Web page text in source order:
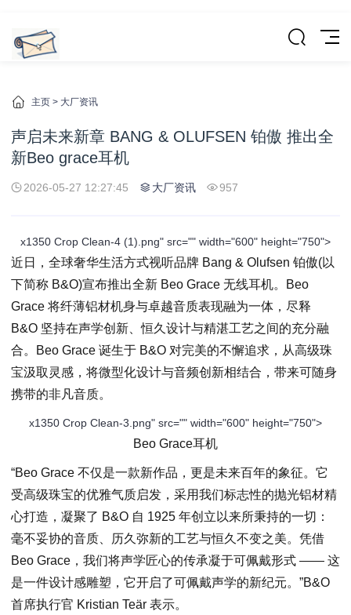
主页 > 大厂资讯
声启未来新章 BANG & OLUFSEN 铂傲 推出全
新Beo grace耳机
2026-05-27 12:27:45 大厂资讯 957
x1350 Crop Clean-4 (1).png" src="" width="600" height="750">
近日，全球奢华生活方式视听品牌 Bang & Olufsen 铂傲(以
下简称 B&O)宣布推出全新 Beo Grace 无线耳机。Beo
Grace 将纤薄铝材机身与卓越音质表现融为一体，尽释
B&O 坚持在声学创新、恒久设计与精湛工艺之间的充分融
合。Beo Grace 诞生于 B&O 对完美的不懈追求，从高级珠
宝汲取灵感，将微型化设计与音频创新相结合，带来可随身
携带的非凡音质。
x1350 Crop Clean-3.png" src="" width="600" height="750">
Beo Grace耳机
“Beo Grace 不仅是一款新作品，更是未来百年的象征。它
受高级珠宝的优雅气质启发，采用我们标志性的抛光铝材精
心打造，凝聚了 B&O 自 1925 年创立以来所秉持的一切：
毫不妥协的音质、历久弥新的工艺与恒久不变之美。凭借
Beo Grace，我们将声学匠心的传承凝于可佩戴形式 —— 这
是一件设计感雕塑，它开启了可佩戴声学的新纪元。”B&O
首席执行官 Kristian Teär 表示。